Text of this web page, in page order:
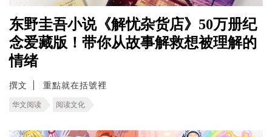
东野圭吾小说《解忧杂货店》50万册纪
念爱藏版！带你从故事解救想被理解的
情绪
撰文 重點就在括號裡
华文阅读 阅读文化